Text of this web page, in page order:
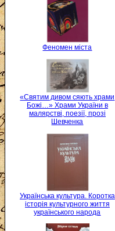
Феномен міста
«Святим дивом сяють храми
Божі…» Храми України в
малярстві, поезії, прозі
Шевченка
Українська культура. Коротка
історія культурного життя
українського народа